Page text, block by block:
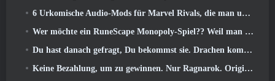
6 Urkomische Audio-Mods für Marvel Rivals, die man unbedingt ausprobieren muss
Wer möchte ein RuneScape Monopoly-Spiel?? Weil man unterwegs ist
Du hast danach gefragt, Du bekommst sie. Drachen kommen online nach Albion
Keine Bezahlung, um zu gewinnen. Nur Ragnarok. Origin Classic erscheint im Juli 23